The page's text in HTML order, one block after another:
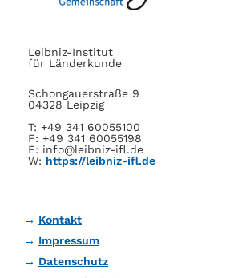
Leibniz-Institut
für Länderkunde
Schongauerstraße 9
04328 Leipzig
T: +49 341 60055100
F: +49 341 60055198
E: info@leibniz-ifl.de
W: https://leibniz-ifl.de
Kontakt
Impressum
Datenschutz